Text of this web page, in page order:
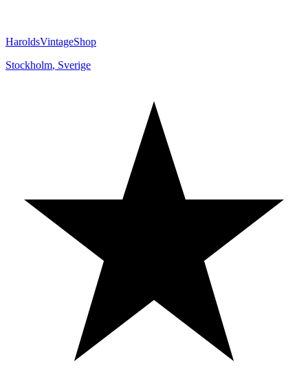
HaroldsVintageShop
Stockholm, Sverige